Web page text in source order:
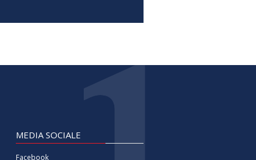
MEDIA SOCIALE
Facebook